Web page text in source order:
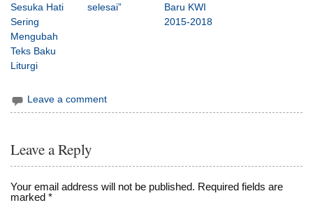
Sesuka Hati
Sering
Mengubah
Teks Baku
Liturgi
selesai”
Baru KWI
2015-2018
Leave a comment
Leave a Reply
Your email address will not be published. Required fields are
marked*